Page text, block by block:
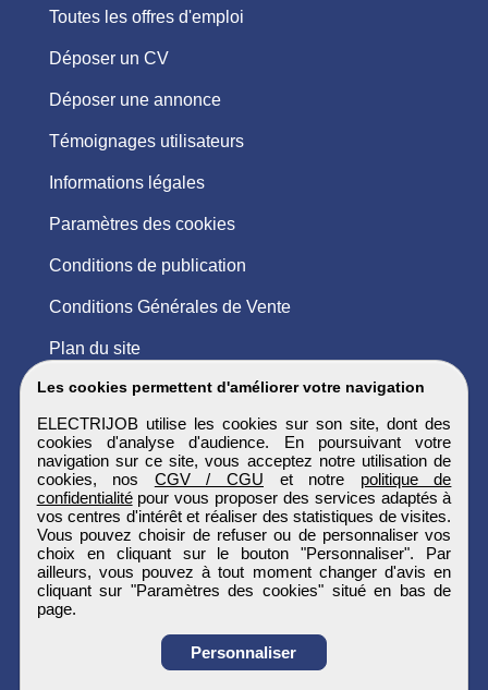
Les cookies permettent d'améliorer votre navigation
ELECTRIJOB utilise les cookies sur son site, dont des
cookies d'analyse d'audience. En poursuivant votre
navigation sur ce site, vous acceptez notre utilisation de
cookies, nos CGV / CGU et notre politique de
confidentialitépour vous proposer des services adaptés à
vos centres d'intérêt et réaliser des statistiques de visites.
Vous pouvez choisir de refuser ou de personnaliser vos
choix en cliquant sur le bouton "Personnaliser". Par
ailleurs, vous pouvez à tout moment changer d'avis en
cliquant sur "Paramètres des cookies" situé en bas de
page.
Personnaliser
Toutes les offres d'emploi
Déposer un CV
Déposer une annonce
Témoignages utilisateurs
Informations légales
Paramètres des cookies
Conditions de publication
Conditions Générales de Vente
Plan du site